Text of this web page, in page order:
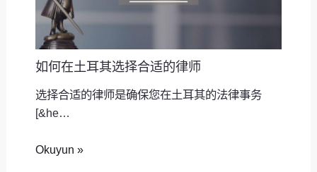
如何在土耳其选择合适的律师
选择合适的律师是确保您在土耳其的法律事务
[&he…
Okuyun »